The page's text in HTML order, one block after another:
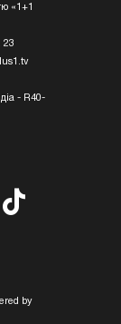
«1+1
23
- R40-
by